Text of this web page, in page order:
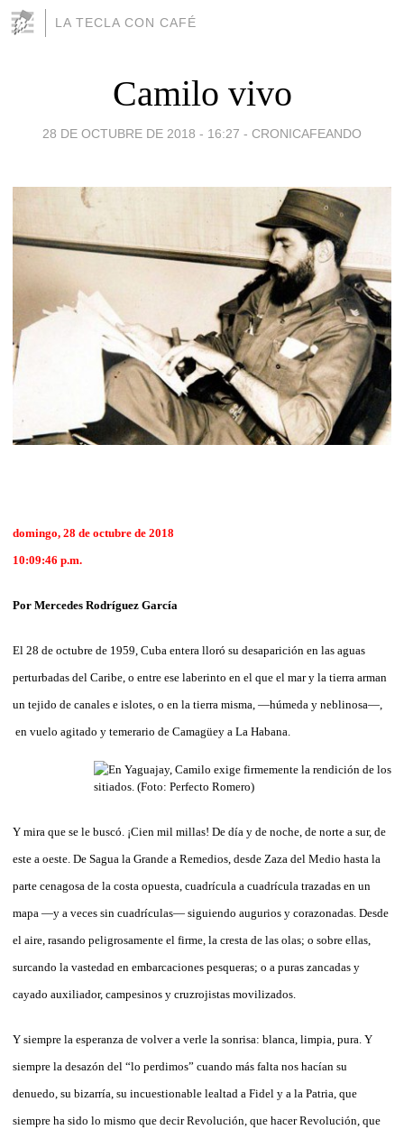
LA TECLA CON CAFÉ
Camilo vivo
28 DE OCTUBRE DE 2018 - 16:27 - CRONICAFEANDO
domingo, 28 de octubre de 2018
10:09:46 p.m.
Por Mercedes Rodríguez García
El 28 de octubre de 1959, Cuba entera lloró su desaparición en las aguas
perturbadas del Caribe, o entre ese laberinto en el que el mar y la tierra arman
un tejido de canales e islotes, o en la tierra misma, —húmeda y neblinosa—,
en vuelo agitado y temerario de Camagüey a La Habana.
Y mira que se le buscó. ¡Cien mil millas! De día y de noche, de norte a sur, de
este a oeste. De Sagua la Grande a Remedios, desde Zaza del Medio hasta la
parte cenagosa de la costa opuesta, cuadrícula a cuadrícula trazadas en un
mapa —y a veces sin cuadrículas— siguiendo augurios y corazonadas. Desde
el aire, rasando peligrosamente el firme, la cresta de las olas; o sobre ellas,
surcando la vastedad en embarcaciones pesqueras; o a puras zancadas y
cayado auxiliador, campesinos y cruzrojistas movilizados.
Y siempre la esperanza de volver a verle la sonrisa: blanca, limpia, pura. Y
siempre la desazón del “lo perdimos” cuando más falta nos hacían su
denuedo, su bizarría, su incuestionable lealtad a Fidel y a la Patria, que
siempre ha sido lo mismo que decir Revolución, que hacer Revolución, que